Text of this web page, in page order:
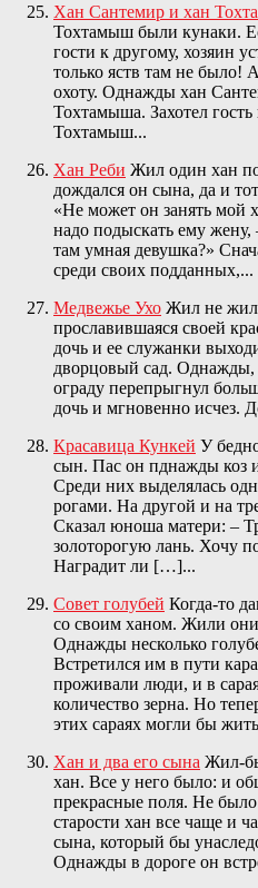
Хан Сантемир и хан
Тохтамыш были кунаки.
гости к другому, хозяин
только яств там не было!
охоту. Однажды хан
Тохтамыша. Захотел
Тохтамыш...
Хан Реби Жил один хан
дождался он сына, да и
«Не может он занять мой
надо подыскать ему
там умная девушка?»
среди своих подданных,...
Медвежье Ухо Жил не жил
прославившаяся своей
дочь и ее служанки
дворцовый сад. Однажды,
ограду перепрыгнул
дочь и мгновенно исчез.
Красавица Кункей У
сын. Пас он пднажды коз
Среди них выделялась
рогами. На другой и на
Сказал юноша матери: –
золоторогую лань. Хочу
Наградит ли […]...
Совет голубей Когда-то
со своим ханом. Жили
Однажды несколько
Встретился им в пути
проживали люди, и в
количество зерна. Но
этих сараях могли бы
Хан и два его сына Жил-
хан. Все у него было: и
прекрасные поля. Не
старости хан все чаще и
сына, который бы
Однажды в дороге он